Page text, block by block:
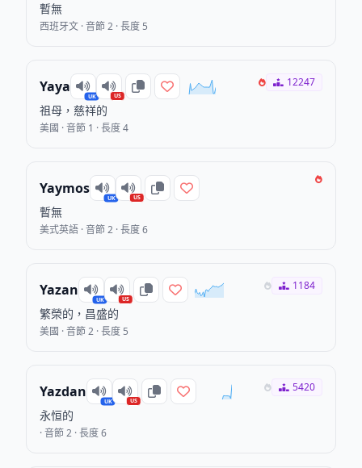
暫無
西班牙文 · 音節 2 · 長度 5
Yaya
UK US
祖母，慈祥的
美國 · 音節 1 · 長度 4
12247
Yaymos
UK US
暫無
美式英語 · 音節 2 · 長度 6
Yazan
UK US
繁榮的，昌盛的
美國 · 音節 2 · 長度 5
1184
Yazdan
UK US
永恒的
· 音節 2 · 長度 6
5420